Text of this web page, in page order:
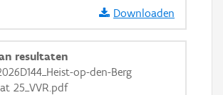
Downloaden
resultaten
op-den-Berg
25_VVR.pdf